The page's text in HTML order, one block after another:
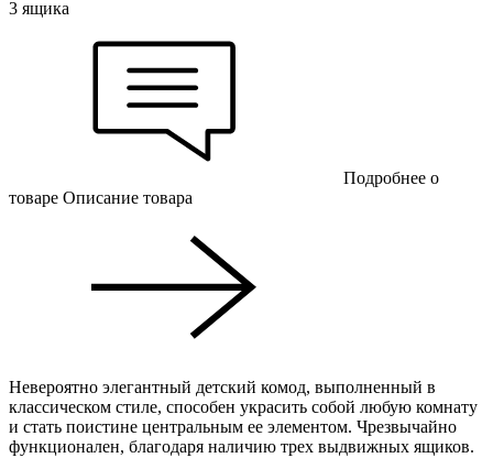
3 ящика
Подробнее о
товаре Описание товара
Невероятно элегантный детский комод, выполненный в
классическом стиле, способен украсить собой любую комнату
и стать поистине центральным ее элементом. Чрезвычайно
функционален, благодаря наличию трех выдвижных ящиков.